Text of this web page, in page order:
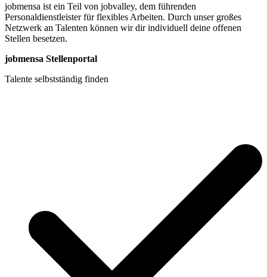
jobmensa ist ein Teil von jobvalley, dem führenden
Personaldienstleister für flexibles Arbeiten. Durch unser großes
Netzwerk an Talenten können wir dir individuell deine offenen
Stellen besetzen.
jobmensa Stellenportal
Talente selbstständig finden